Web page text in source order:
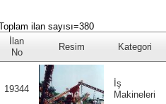
ilan sayısı=380
İlan
No
Resim Kategori
19344
İş
Makineleri